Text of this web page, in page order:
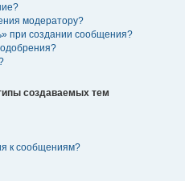
модератору?
при создании сообщения?
создаваемых тем
к сообщениям?